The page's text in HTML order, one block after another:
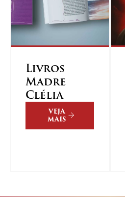
Livros
Madre
Clélia
VEJA
MAIS